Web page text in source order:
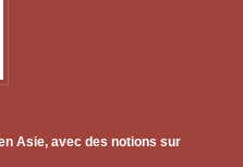
Asie, avec des notions sur